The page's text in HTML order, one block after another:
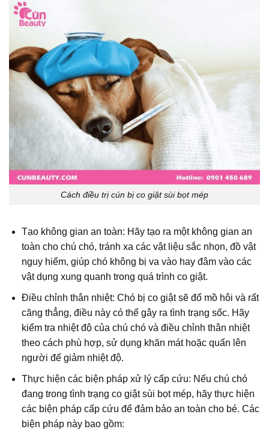
Cách điều trị cún bị co giật sùi bọt mép
Tạo không gian an toàn: Hãy tạo ra một không gian an
toàn cho chú chó, tránh xa các vật liệu sắc nhọn, đồ vật
nguy hiểm, giúp chó không bị va vào hay đâm vào các
vật dụng xung quanh trong quá trình co giật.
Điều chỉnh thân nhiệt: Chó bị co giật sẽ đổ mồ hôi và rất
căng thẳng, điều này có thể gây ra tình trạng sốc. Hãy
kiểm tra nhiệt độ của chú chó và điều chỉnh thân nhiệt
theo cách phù hợp, sử dụng khăn mát hoặc quấn lên
người để giảm nhiệt độ.
Thực hiện các biện pháp xử lý cấp cứu: Nếu chú chó
đang trong tình trạng co giật sùi bọt mép, hãy thực hiện
các biện pháp cấp cứu để đảm bảo an toàn cho bé. Các
biện pháp này bao gồm: